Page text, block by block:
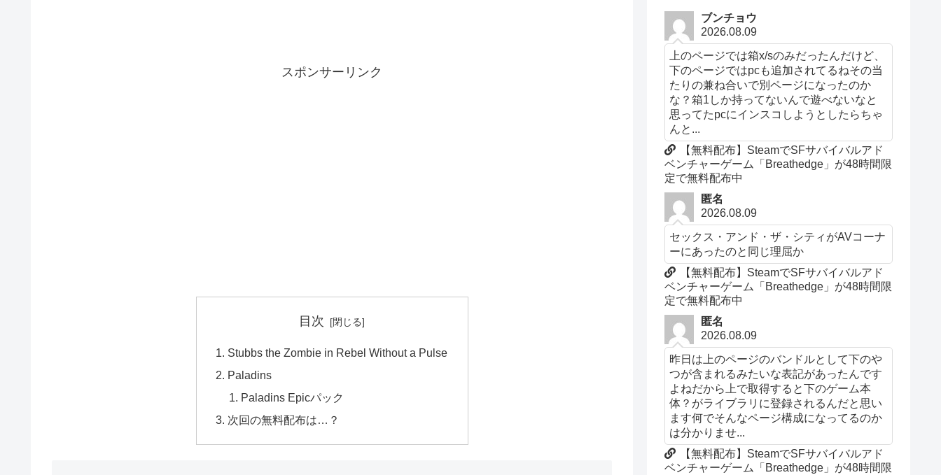
スポンサーリンク
目次
Stubbs the Zombie in Rebel Without a Pulse
Paladins
Paladins Epicパック
次回の無料配布は…？
ブンチョウ
2026.08.09
上のページでは箱x/sのみだったんだけど、
下のページではpcも追加されてるねその当
たりの兼ね合いで別ページになったのか
な？箱1しか持ってないんで遊べないなと
思ってたpcにインスコしようとしたらちゃ
んと...
【無料配布】SteamでSFサバイバルアド
ベンチャーゲーム「Breathedge」が48時間限
定で無料配布中
匿名
2026.08.09
セックス・アンド・ザ・シティがAVコーナ
ーにあったのと同じ理屈か
【無料配布】SteamでSFサバイバルアド
ベンチャーゲーム「Breathedge」が48時間限
定で無料配布中
匿名
2026.08.09
昨日は上のページのバンドルとして下のや
つが含まれるみたいな表記があったんです
よねだから上で取得すると下のゲーム本
体？がライブラリに登録されるんだと思い
ます何でそんなページ構成になってるのか
は分かりませ...
【無料配布】SteamでSFサバイバルアド
ベンチャーゲーム「Breathedge」が48時間限